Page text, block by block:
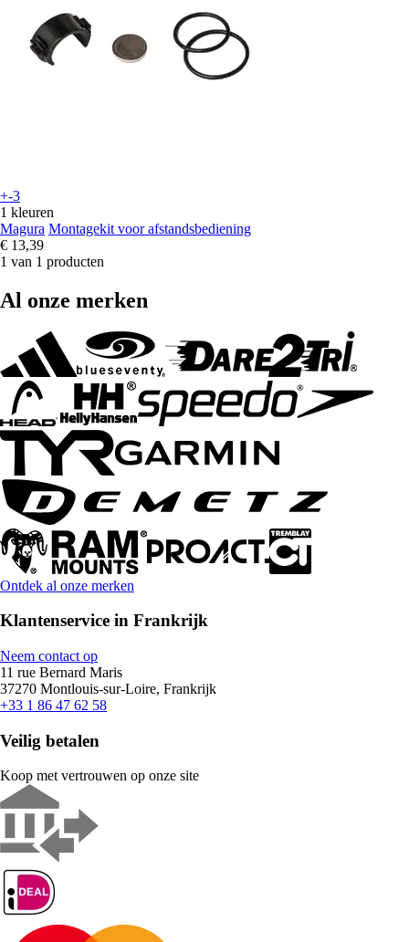
+-3
1 kleuren
Magura Montagekit voor afstandsbediening
€ 13,39
1 van 1 producten
Al onze merken
Ontdek al onze merken
Klantenservice in Frankrijk
Neem contact op
11 rue Bernard Maris
37270 Montlouis-sur-Loire, Frankrijk
+33 1 86 47 62 58
Veilig betalen
Koop met vertrouwen op onze site